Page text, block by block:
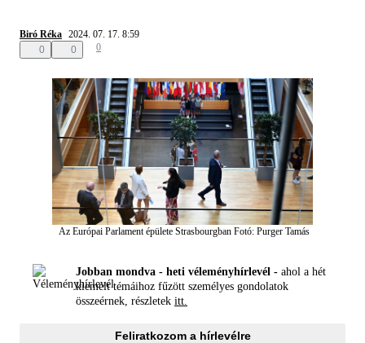
Biró Réka 2024. 07. 17. 8:59
0
0 0
Az Európai Parlament épülete Strasbourgban Fotó: Purger Tamás
Jobban mondva - heti véleményhírlevél - ahol a hét
kiemelt témáihoz fűzött személyes gondolatok
összeérnek, részletek itt.
Feliratkozom a hírlevélre